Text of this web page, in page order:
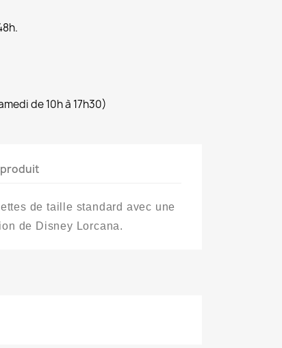
de 10h à 17h30)
de taille standard avec une
de Disney Lorcana.